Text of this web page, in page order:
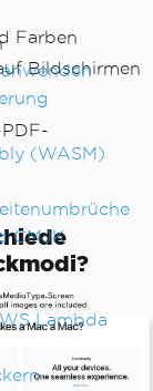
(WASM)
CMJK
Lambda
Farben
Bildschirmen